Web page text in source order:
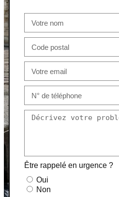
Être rappelé en urgence ?
Oui
Non